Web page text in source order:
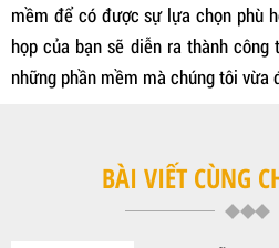
mềm để có được sự lựa chọn phù
họp của bạn sẽ diễn ra thành
những phần mềm mà chúng tôi vừa
BÀI VIẾT CÙNG